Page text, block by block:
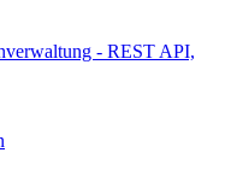
- REST API,